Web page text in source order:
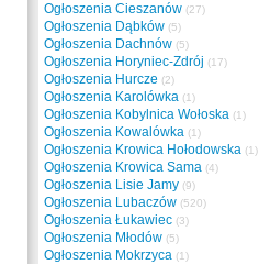
Ogłoszenia Cieszanów (27)
Ogłoszenia Dąbków (5)
Ogłoszenia Dachnów (5)
Ogłoszenia Horyniec-Zdrój (17)
Ogłoszenia Hurcze (2)
Ogłoszenia Karolówka (1)
Ogłoszenia Kobylnica Wołoska (1)
Ogłoszenia Kowalówka (1)
Ogłoszenia Krowica Hołodowska (1)
Ogłoszenia Krowica Sama (4)
Ogłoszenia Lisie Jamy (9)
Ogłoszenia Lubaczów (520)
Ogłoszenia Łukawiec (3)
Ogłoszenia Młodów (5)
Ogłoszenia Mokrzyca (1)